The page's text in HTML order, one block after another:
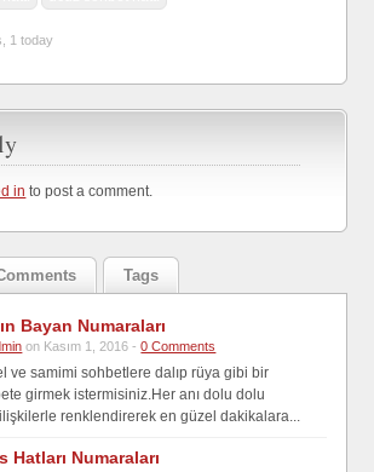
1 today
in to post a comment.
Tags
Bayan Numaraları
on Kasım 1, 2016 -0 Comments
ve samimi sohbetlere dalıp rüya gibi bir
girmek istermisiniz.Her anı dolu dolu
renklendirerek en güzel dakikalara...
Hatları Numaraları